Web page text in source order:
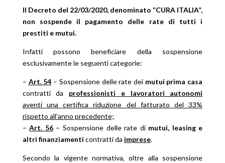
Il Decreto del 22/03/2020, denominato “CURA ITALIA”,
non sospende il pagamento delle rate di tutti i
prestiti e mutui.
Infatti possono beneficiare della sospensione
esclusivamente le seguenti categorie:
– Art. 54 – Sospensione delle rate dei mutui prima casa
contratti da professionisti e lavoratori autonomi
aventi una certifica riduzione del fatturato del 33%
rispetto all’anno precedente;
–Art. 56– Sospensione delle rate di mutui, leasing e
altri finanziamenti contratti da imprese.
Secondo la vigente normativa, oltre alla sospensione